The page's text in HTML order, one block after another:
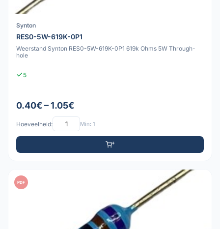
Synton
RES0-5W-619K-0P1
Weerstand Synton RES0-5W-619K-0P1 619k Ohms 5W Through-
hole
5
0.40€ – 1.05€
Hoeveelheid: Min: 1
PDF